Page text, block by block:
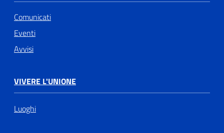
Comunicati
Eventi
Avvisi
VIVERE L'UNIONE
Luoghi